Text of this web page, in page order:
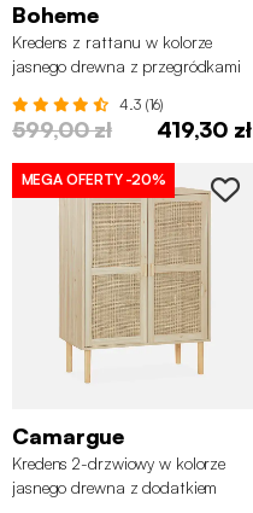
Boheme
Kredens z rattanu w kolorze
jasnego drewna z przegródkami
4.3 (16)
599,00 zł 419,30 zł
MEGA OFERTY -20%
Camargue
Kredens 2-drzwiowy w kolorze
jasnego drewna z dodatkiem